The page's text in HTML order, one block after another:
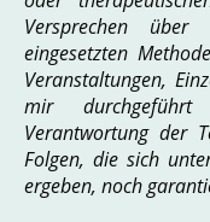
Versprechen
eingesetzten
Veranstaltungen,
mir
Verantwortung der
Folgen, die sich
ergeben, noch